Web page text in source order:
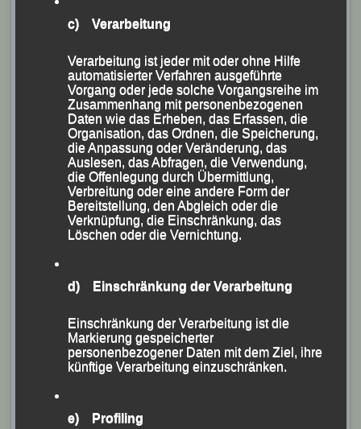
Vereinen zur 27. Ausgabe des „Mc Donald`s-Schüler-
und Jugendsportfests“ begrüßen konnte.
Im Beisein eines Großteils seiner knapp 50
Kampfrichter und Helfer gratulierte Siegfried Kapfer
noch vor der offiziellen Begrüßung dem Ehepaar
Niclas und Karolina von Glasenapp zur Hochzeit und
überreichte als kleine Erinnerung eine Zimmerpalme.
Siegfried Kapfer gratuliert zusammen mit seiner
Stellvertreterin Centa Hollweck dem
c) Verarbeitung
Verarbeitung ist jeder mit oder ohne Hilfe
automatisierter Verfahren ausgeführte
Vorgang oder jede solche Vorgangsreihe im
Zusammenhang mit personenbezogenen
Daten wie das Erheben, das Erfassen, die
Organisation, das Ordnen, die Speicherung,
die Anpassung oder Veränderung, das
Auslesen, das Abfragen, die Verwendung,
die Offenlegung durch Übermittlung,
Verbreitung oder eine andere Form der
Bereitstellung, den Abgleich oder die
Verknüpfung, die Einschränkung, das
Löschen oder die Vernichtung.
d) Einschränkung der Verarbeitung
Einschränkung der Verarbeitung ist die
Markierung gespeicherter
personenbezogener Daten mit dem Ziel, ihre
künftige Verarbeitung einzuschränken.
e) Profiling